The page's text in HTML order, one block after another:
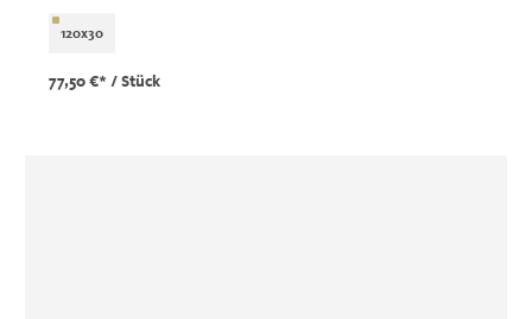
120x30
77,50 €* / Stück